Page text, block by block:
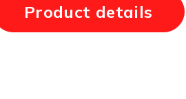
Product details